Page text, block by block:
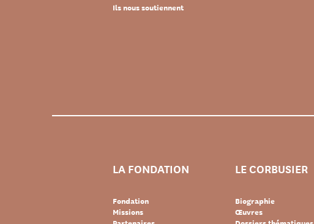
Ils nous soutiennent
LA FONDATION
Fondation
Missions
LE CORBUSIER
Biographie
Œuvres